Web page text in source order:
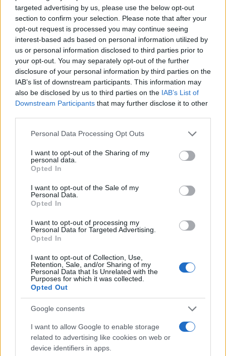
targeted advertising by us, please use the below opt-out
section to confirm your selection. Please note that after your
opt-out request is processed you may continue seeing
interest-based ads based on personal information utilized by
us or personal information disclosed to third parties prior to
your opt-out. You may separately opt-out of the further
disclosure of your personal information by third parties on the
IAB’s list of downstream participants. This information may
also be disclosed by us to third parties on the IAB’s List of
Downstream Participants that may further disclose it to other
Please note that this website/app uses one or more Google
not limited to your visit or usage behaviour. You may click to
grant or deny consent to Google and its third-party tags to
use your data for below specified purposes in below Google
consent section.
Personal Data Processing Opt Outs
I want to opt-out of the Sharing of my
personal data.
Opted In
I want to opt-out of the Sale of my
Personal Data.
Opted In
I want to opt-out of processing my
Personal Data for Targeted Advertising.
Opted In
I want to opt-out of Collection, Use,
Retention, Sale, and/or Sharing of my
Personal Data that Is Unrelated with the
Purposes for which it was collected.
Opted Out
Google consents
I want to allow Google to enable storage
related to advertising like cookies on web or
device identifiers in apps.
GalluraOggi.it
Ricevi le nostre ultime news
daGoogle News
Condividi l'articolo
F
a
ce
b
o
o
k
T
w
it
te
r
Pi
te
st
W
at
A
p
p
S
a
Articolo precedente
NOTIZIE RECENTI
Le previsioni meteo per il weekend a Olbia e in
Gallura
Michelle Hunziker in Gallura, bella anche dal
vivo: un amico vip svela come fa